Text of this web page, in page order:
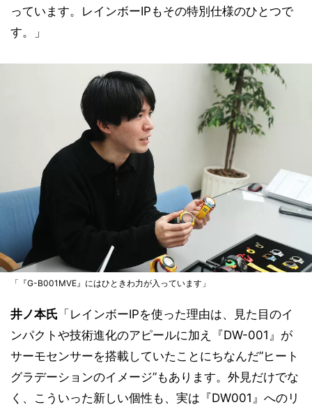
っています。レインボーIPもその特別仕様のひとつで
す。」
「『G-B001MVE』にはひときわ力が入っています」
井ノ本氏 「レインボーIPを使った理由は、見た目のイ
ンパクトや技術進化のアピールに加え『DW-001』が
サーモセンサーを搭載していたことにちなんだ”ヒート
グラデーションのイメージ”もあります。外見だけでな
く、こういった新しい個性も、実は『DW001』へのリ